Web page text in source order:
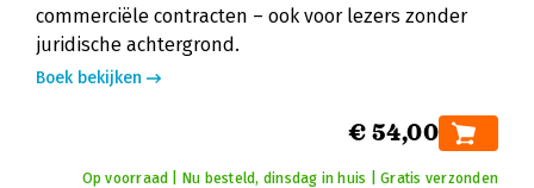
commerciële contracten – ook voor lezers zonder
juridische achtergrond.
Boek bekijken
€ 54,00
Op voorraad | Nu besteld, dinsdag in huis | Gratis verzonden